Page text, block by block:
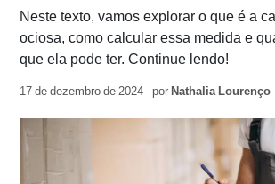
Neste texto, vamos explorar o que é a
ociosa, como calcular essa medida e
que ela pode ter. Continue lendo!
17 de dezembro de 2024 - por Nathalia Lourenço